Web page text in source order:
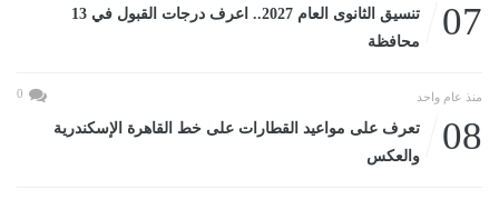
07
تنسيق الثانوى العام 2027.. اعرف درجات القبول في 13
محافظة
منذ عام واحد 0
08
تعرف على مواعيد القطارات على خط القاهرة الإسكندرية
والعكس